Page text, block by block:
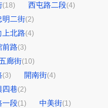
(18) 西屯路二段(4)
明二街(2)
上北路(4)
前路(3)
廊街(10)
(3) 開南街(4)
四巷(2)
一段(1) 中美街(1)